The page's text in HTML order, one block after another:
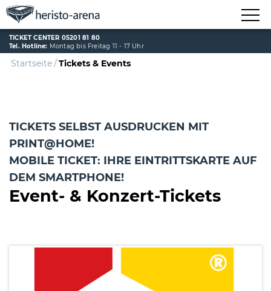
TICKET CENTER 05201 81 80
Tel. Hotline: Montag bis Freitag 11 - 17 Uhr
Startseite Tickets & Events
TICKETS SELBST AUSDRUCKEN MIT
PRINT@HOME!
MOBILE TICKET: IHRE EINTRITTSKARTE AUF
DEM SMARTPHONE!
Event- & Konzert-Tickets